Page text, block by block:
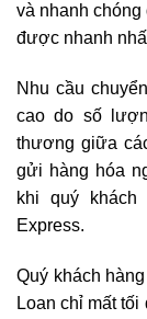
và nhanh
được nhanh
Nhu cầu
cao do số
thương giữa
gửi hàng hóa
khi quý
Express.
Quý khách
Loan chỉ mất